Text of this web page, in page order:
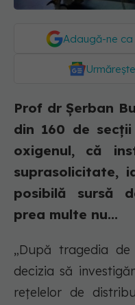
Adaugă-ne
Prof dr Șerban
din 160 de
oxigenul, că
suprasolicitate,
posibilă sursă
prea multe nu...
„După tragedia
decizia să
rețelelor de